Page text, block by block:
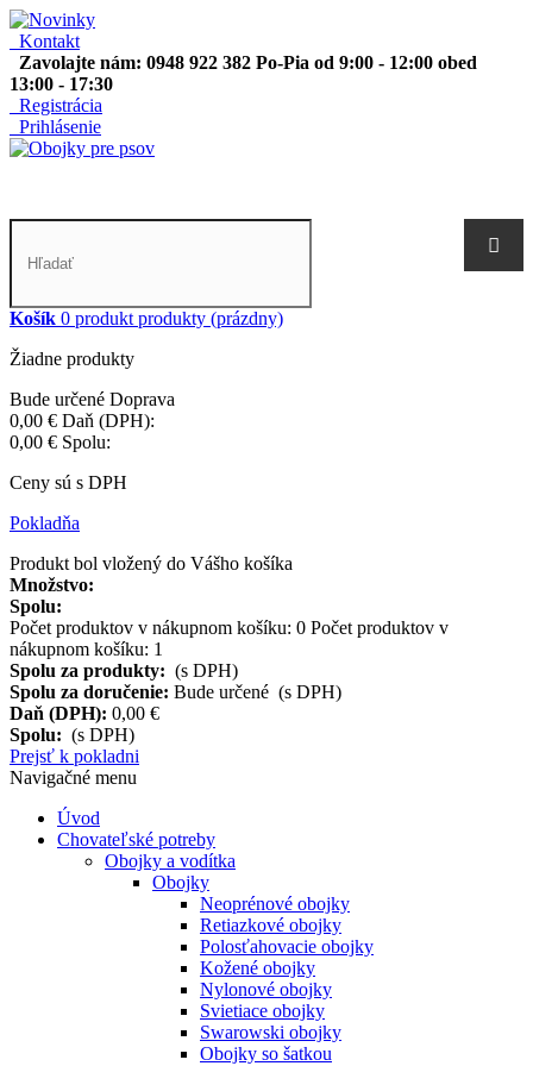
Kontakt
Zavolajte nám: 0948 922 382 Po-Pia od 9:00 - 12:00 obed
13:00 - 17:30
Registrácia
Prihlásenie
Košík 0 produkt produkty (prázdny)
Žiadne produkty
Bude určené Doprava
0,00 € Daň (DPH):
0,00 € Spolu:
Ceny sú s DPH
Pokladňa
Produkt bol vložený do Vášho košíka
Množstvo:
Spolu:
Počet produktov v nákupnom košíku: 0 Počet produktov v
nákupnom košíku: 1
Spolu za produkty: (s DPH)
Spolu za doručenie: Bude určené (s DPH)
Daň (DPH): 0,00 €
Spolu: (s DPH)
Prejsť k pokladni
Navigačné menu
Úvod
Chovateľské potreby
Obojky a vodítka
Obojky
Neoprénové obojky
Retiazkové obojky
Polosťahovacie obojky
Kožené obojky
Nylonové obojky
Svietiace obojky
Swarowski obojky
Obojky so šatkou